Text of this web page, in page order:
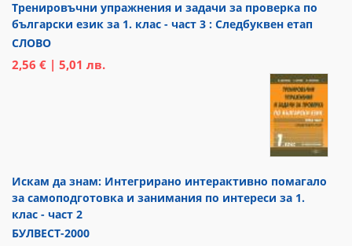
Тренировъчни упражнения и задачи за проверка по
български език за 1. клас - част 3 : Следбуквен етап
СЛОВО
2,56 € | 5,01 лв.
Искам да знам: Интегрирано интерактивно помагало
за самоподготовка и занимания по интереси за 1.
клас - част 2
БУЛВЕСТ-2000